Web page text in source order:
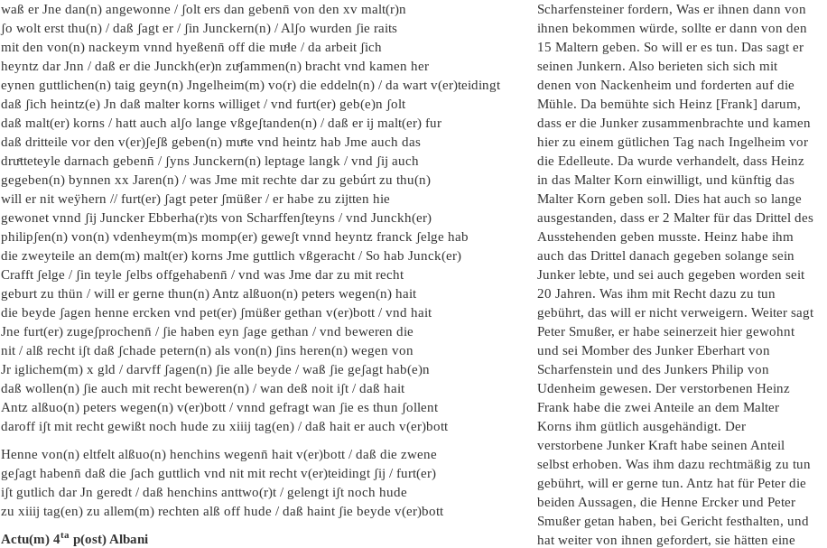
waß er Jne dan(n) angewonne / ʃolt ers dan gebenn̄ von den xv malt(r)n
ʃo wolt erst thu(n) / daß ʃagt er / ʃin Junckern(n) / Alʃo wurden ʃie raits
mit den von(n) nackeym vnnd hyeßenn̄ off die muͦle / da arbeit ʃich
heyntz dar Jnn / daß er die Junckh(er)n zuͤʃammen(n) bracht vnd kamen her
eynen guttlichen(n) taig geyn(n) Jngelheim(m) vo(r) die eddeln(n) / da wart v(er)teidingt
daß ʃich heintz(e) Jn daß malter korns williget / vnd furt(er) geb(e)n ʃolt
daß malt(er) korns / hatt auch alʃo lange vßgeʃtanden(n) / daß er ij malt(er) fur
daß dritteile vor den v(er)ʃeʃß geben(n) muͤte vnd heintz hab Jme auch das
druͤtteteyle darnach gebenn̄ / ʃyns Junckern(n) leptage langk / vnd ʃij auch
gegeben(n) bynnen xx Jaren(n) / was Jme mit rechte dar zu gebúrt zu thu(n)
will er nit weÿhern // furt(er) ʃagt peter ʃmüßer / er habe zu zijtten hie
gewonet vnnd ʃij Juncker Ebberha(r)ts von Scharffenʃteyns / vnd Junckh(er)
philipʃen(n) von(n) vdenheym(m)s momp(er) geweʃt vnnd heyntz franck ʃelge hab
die zweyteile an dem(m) malt(er) korns Jme guttlich vßgeracht / So hab Junck(er)
Crafft ʃelge / ʃin teyle ʃelbs offgehabenn̄ / vnd was Jme dar zu mit recht
geburt zu thün / will er gerne thun(n) Antz alßuon(n) peters wegen(n) hait
die beyde ʃagen henne ercken vnd pet(er) ʃmüßer gethan v(er)bott / vnd hait
Jne furt(er) zugeʃprochenn̄ / ʃie haben eyn ʃage gethan / vnd beweren die
nit / alß recht iʃt daß ʃchade petern(n) als von(n) ʃins heren(n) wegen von
Jr iglichem(m) x gld / darvff ʃagen(n) ʃie alle beyde / waß ʃie geʃagt hab(e)n
daß wollen(n) ʃie auch mit recht beweren(n) / wan deß noit iʃt / daß hait
Antz alßuo(n) peters wegen(n) v(er)bott / vnnd gefragt wan ʃie es thun ʃollent
daroff iʃt mit recht gewißt noch hude zu xiiij tag(en) / daß hait er auch v(er)bott
Henne von(n) eltfelt alßuo(n) henchins wegenn̄ hait v(er)bott / daß die zwene
geʃagt habenn̄ daß die ʃach guttlich vnd nit mit recht v(er)teidingt ʃij / furt(er)
iʃt gutlich dar Jn geredt / daß henchins anttwo(r)t / gelengt iʃt noch hude
zu xiiij tag(en) zu allem(m) rechten alß off hude / daß haint ʃie beyde v(er)bott
Actu(m) 4ta p(ost) Albani
Scharfensteiner fordern, Was er ihnen dann von
ihnen bekommen würde, sollte er dann von den
15 Maltern geben. So will er es tun. Das sagt er
seinen Junkern. Also berieten sich sich mit
denen von Nackenheim und forderten auf die
Mühle. Da bemühte sich Heinz [Frank] darum,
dass er die Junker zusammenbrachte und kamen
hier zu einem gütlichen Tag nach Ingelheim vor
die Edelleute. Da wurde verhandelt, dass Heinz
in das Malter Korn einwilligt, und künftig das
Malter Korn geben soll. Dies hat auch so lange
ausgestanden, dass er 2 Malter für das Drittel des
Ausstehenden geben musste. Heinz habe ihm
auch das Drittel danach gegeben solange sein
Junker lebte, und sei auch gegeben worden seit
20 Jahren. Was ihm mit Recht dazu zu tun
gebührt, das will er nicht verweigern. Weiter sagt
Peter Smußer, er habe seinerzeit hier gewohnt
und sei Momber des Junker Eberhart von
Scharfenstein und des Junkers Philip von
Udenheim gewesen. Der verstorbenen Heinz
Frank habe die zwei Anteile an dem Malter
Korns ihm gütlich ausgehändigt. Der
verstorbene Junker Kraft habe seinen Anteil
selbst erhoben. Was ihm dazu rechtmäßig zu tun
gebührt, will er gerne tun. Antz hat für Peter die
beiden Aussagen, die Henne Ercker und Peter
Smußer getan haben, bei Gericht festhalten, und
hat weiter von ihnen gefordert, sie hätten eine